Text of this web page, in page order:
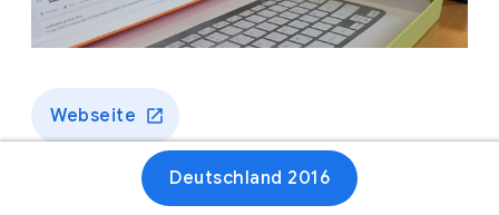
Webseite
Deutschland 2016